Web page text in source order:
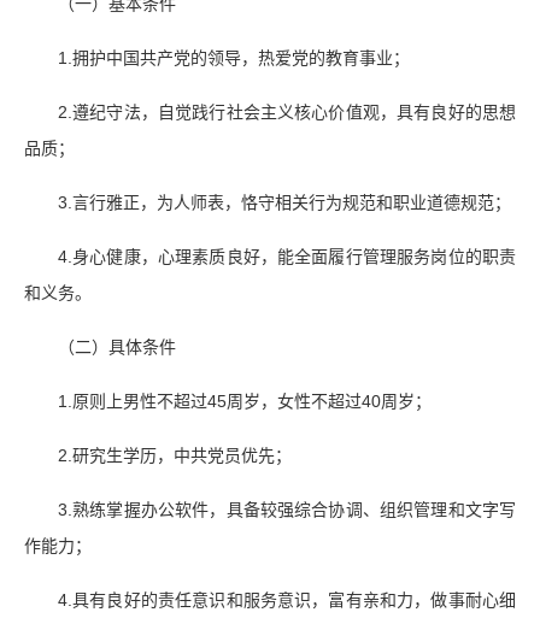
1.拥护中国共产党的领导，热爱党的教育事业；
2.遵纪守法，自觉践行社会主义核心价值观，具有良好的思想
品质；
3.言行雅正，为人师表，恪守相关行为规范和职业道德规范；
4.身心健康，心理素质良好，能全面履行管理服务岗位的职责
和义务。
（二）具体条件
1.原则上男性不超过45周岁，女性不超过40周岁；
2.研究生学历，中共党员优先；
3.熟练掌握办公软件，具备较强综合协调、组织管理和文字写
作能力；
4.具有良好的责任意识和服务意识，富有亲和力，做事耐心细